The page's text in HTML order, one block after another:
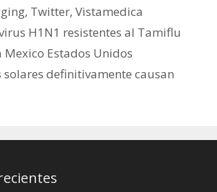
, Twitter,Vistamedica
H1N1 resistentes al Tamiflu
Estados Unidos
solares definitivamente causan